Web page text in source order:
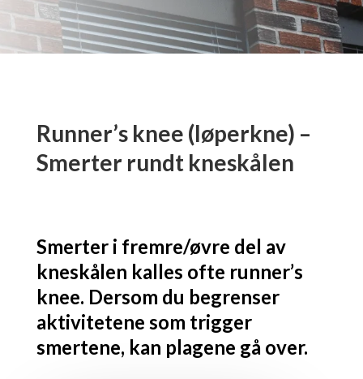
Runner’s knee (løperkne) –
Smerter rundt kneskålen
Smerter i fremre/øvre del av
kneskålen kalles ofte runner’s
knee. Dersom du begrenser
aktivitetene som trigger
smertene, kan plagene gå over.